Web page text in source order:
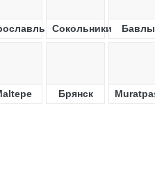
Сокольники Бавлы
Брянск